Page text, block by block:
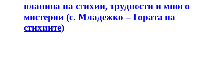
планина на стихии, трудности и много
мистерии (с. Младежко – Гората на
стихиите)